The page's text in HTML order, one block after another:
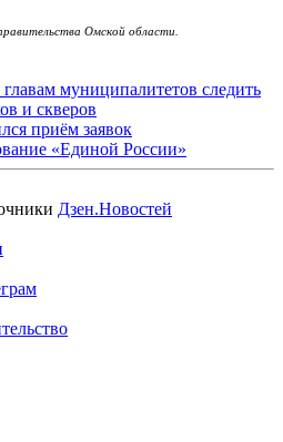
Омской области.
муниципалитетов следить
и скверов
приём заявок
«Единой России»
Дзен.Новостей